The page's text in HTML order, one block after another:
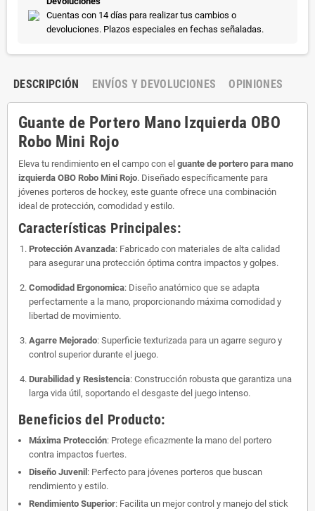
Cuentas con 14 días para realizar tus cambios o
devoluciones. Plazos especiales en fechas señaladas.
DESCRIPCIÓN ENVÍOS Y DEVOLUCIONES OPINIONES
Guante de Portero Mano Izquierda OBO
Robo Mini Rojo
Eleva tu rendimiento en el campo con el guante de portero para mano
izquierda OBO Robo Mini Rojo. Diseñado específicamente para
jóvenes porteros de hockey, este guante ofrece una combinación
ideal de protección, comodidad y estilo.
Características Principales:
Protección Avanzada: Fabricado con materiales de alta calidad
para asegurar una protección óptima contra impactos y golpes.
Comodidad Ergonomica: Diseño anatómico que se adapta
perfectamente a la mano, proporcionando máxima comodidad y
libertad de movimiento.
Agarre Mejorado: Superficie texturizada para un agarre seguro y
control superior durante el juego.
Durabilidad y Resistencia: Construcción robusta que garantiza una
larga vida útil, soportando el desgaste del juego intenso.
Beneficios del Producto:
Máxima Protección: Protege eficazmente la mano del portero
contra impactos fuertes.
Diseño Juvenil : Perfecto para jóvenes porteros que buscan
rendimiento y estilo.
Rendimiento Superior: Facilita un mejor control y manejo del stick